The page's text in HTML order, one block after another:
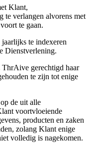
Klant,
te verlangen alvorens met
te gaan.
te indexeren
Dienstverlening.
ThrAive gerechtigd haar
te zijn tot enige
de uit alle
voortvloeiende
producten en zaken
zolang Klant enige
volledig is nagekomen.